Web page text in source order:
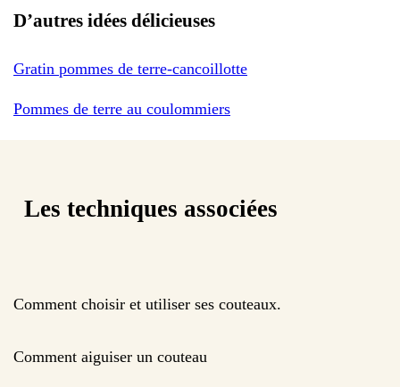
D’autres idées délicieuses
Gratin pommes de terre-cancoillotte
Pommes de terre au coulommiers
Les techniques associées
Comment choisir et utiliser ses couteaux.
Comment aiguiser un couteau